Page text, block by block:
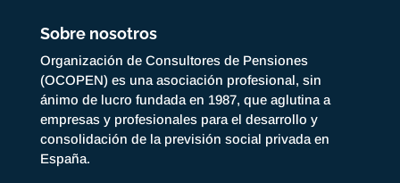
Sobre nosotros
Organización de Consultores de Pensiones
(OCOPEN) es una asociación profesional, sin
ánimo de lucro fundada en 1987, que aglutina a
empresas y profesionales para el desarrollo y
consolidación de la previsión social privada en
España.